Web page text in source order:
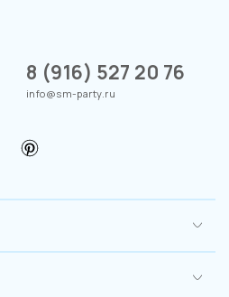
8 (916) 527 20 76
info@sm-party.ru